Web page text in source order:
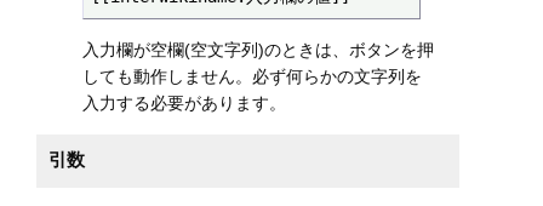
入力欄が空欄(空文字列)のときは、ボタンを押
しても動作しません。必ず何らかの文字列を
入力する必要があります。
引数